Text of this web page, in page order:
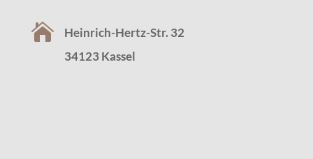

Heinrich-Hertz-Str. 32
34123 Kassel